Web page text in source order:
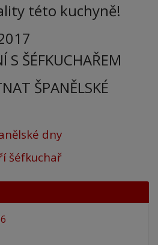
této kuchyně!
S ŠÉFKUCHAŘEM
ŠPANĚLSKÉ
dny
šéfkuchař